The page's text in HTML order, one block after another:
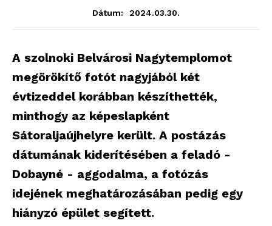
Dátum: 2024.03.30.
A szolnoki Belvárosi Nagytemplomot
megörökítő fotót nagyjából két
évtizeddel korábban készíthették,
minthogy az képeslapként
Sátoraljaújhelyre került. A postázás
dátumának kiderítésében a feladó -
Dobayné - aggodalma, a fotózás
idejének meghatározásában pedig egy
hiányzó épület segített.